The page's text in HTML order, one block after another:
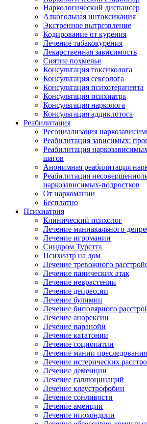
Наркологический диспансер
Алкогольная интоксикация
Экстренное вытрезвление
Кодирование от курения
Лечение табакокурения
Лекарственная зависимость
Снятие похмелья
Консультация токсиколога
Консультация сексолога
Консультация психотерапевта
Консультация психиатра
Консультация нарколога
Консультация аддиклотога
Реабилитация
Ресоциализация
Реабилитация зависимых:
Реабилитация
шагов
Анонимная реабилитация
Реабилитация
наркозависимых-подростков
От наркомании
Бесплатно
Психиатрия
Клинический психолог
Лечение маниакального-
Лечение игромании
Синдром Туретта
Психиатр на дом
Лечение тревожного
Лечение панических атак
Лечение неврастении
Лечение депрессии
Лечение булимии
Лечение биполярного
Лечение анорексии
Лечение паранойи
Лечение кататонии
Лечение социопатии
Лечение мании преследования
Лечение истерических
Лечение деменции
Лечение галлюцинаций
Лечение клаустрофобии
Лечение сонливости
Лечение аменции
Лечение ипохондрии